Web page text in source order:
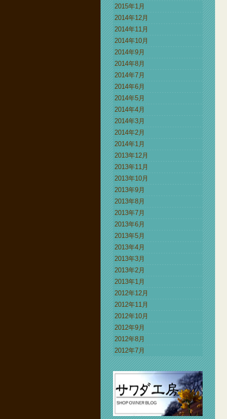
2015年1月
2014年12月
2014年11月
2014年10月
2014年9月
2014年8月
2014年7月
2014年6月
2014年5月
2014年4月
2014年3月
2014年2月
2014年1月
2013年12月
2013年11月
2013年10月
2013年9月
2013年8月
2013年7月
2013年6月
2013年5月
2013年4月
2013年3月
2013年2月
2013年1月
2012年12月
2012年11月
2012年10月
2012年9月
2012年8月
2012年7月